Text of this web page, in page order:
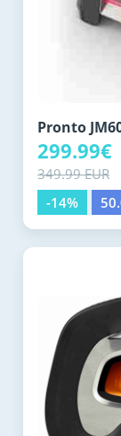
Pronto
299.99€
349.99 EUR
-14%